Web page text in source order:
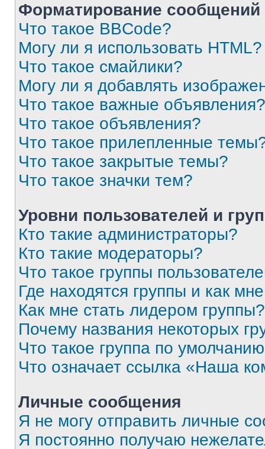
Форматирование
Что такое BBCode?
Могу ли я использовать HTML?
Что такое смайлики?
Могу ли я добавлять
Что такое важные объявления?
Что такое объявления?
Что такое прилепленные
Что такое закрытые темы?
Что такое значки тем?
Уровни пользователей и
Кто такие администраторы?
Кто такие модераторы?
Что такое группы
Где находятся группы и как
Как мне стать лидером группы?
Почему названия некоторых
Что такое группа по
Что означает ссылка «Наша
Личные сообщения
Я не могу отправить личные
Я постоянно получаю